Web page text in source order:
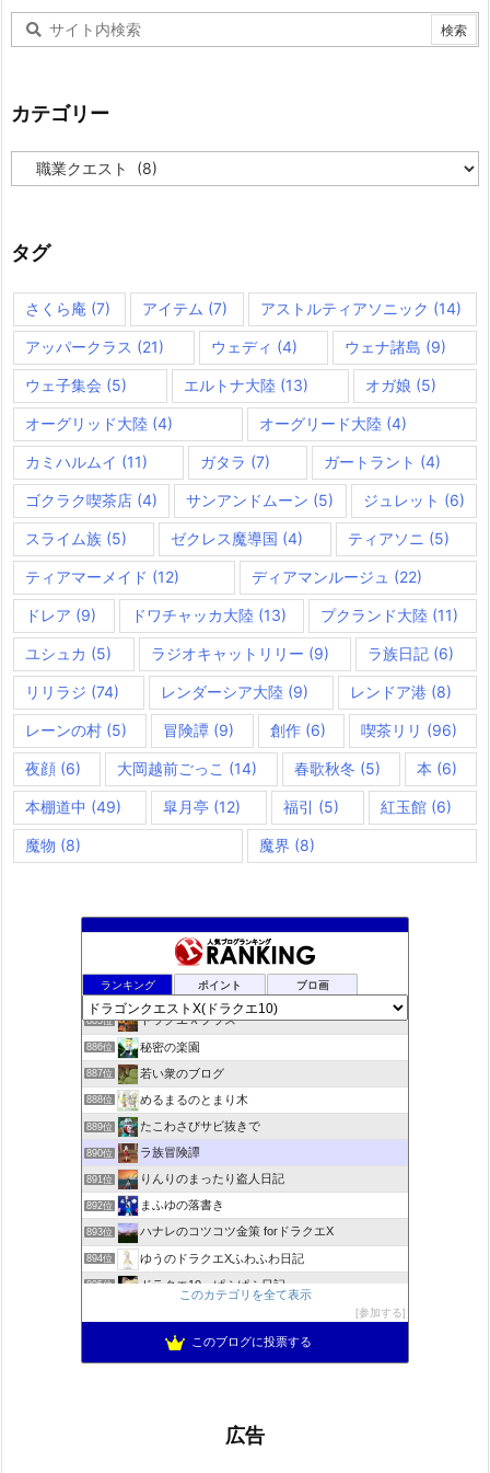
カテゴリー
テ
ー
タグ
さくら庵 (7) アイテム (7) アストルティアソニック (14)
アッパークラス (21) ウェディ (4) ウェナ諸島 (9)
ウェ子集会 (5) エルトナ大陸 (13) オガ娘 (5)
オーグリッド大陸 (4) オーグリード大陸 (4)
カミハルムイ (11) ガタラ (7) ガートラント (4)
ゴクラク喫茶店 (4) サンアンドムーン (5) ジュレット (6)
スライム族 (5) ゼクレス魔導国 (4) ティアソニ (5)
ティアマーメイド (12) ディアマンルージュ (22)
ドレア (9) ドワチャッカ大陸(13) プクランド大陸 (11)
ユシュカ (5) ラジオキャットリリー (9) ラ族日記 (6)
リリラジ (74) レンダーシア大陸 (9) レンドア港 (8)
レーンの村 (5) 冒険譚(9) 創作(6) 喫茶リリ (96)
夜顔 (6) 大岡越前ごっこ (14) 春歌秋冬 (5) 本 (6)
本棚道中 (49) 皐月亭 (12) 福引 (5) 紅玉館(6)
魔物 (8) 魔界 (8)
ランキング ポイント ブロ画
夢路電信草紙
884位 ドラクエ10ぱふぱふの向こう側
885位 ドラクエＸプラス
886位 秘密の楽園
887位 若い衆のブログ
888位 めるまるのとまり木
889位 たこわさびサビ抜きで
890位 ラ族冒険譚
891位 りんりのまったり盗人日記
892位 まふゆの落書き
893位 ハナレのコツコツ金策 forドラクエX
894位 ゆうのドラクエXふわふわ日記
895位 ドラクエ10 ぱふぱふ日記
もきゅブロ
このカテゴリを全て表示
参加する
このブログに投票する
広告